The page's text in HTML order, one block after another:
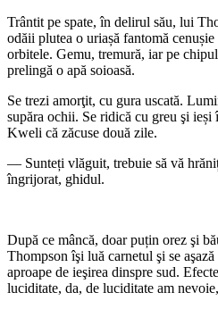
Trântit pe spate, în delirul său, lui
odăii plutea o uriașă fantomă
orbitele. Gemu, tremură, iar pe
prelingă o apă soioasă.
Se trezi amorţit, cu gura uscată.
supăra ochii. Se ridică cu greu şi
Kweli că zăcuse două zile.
— Sunteți vlăguit, trebuie să vă
îngrijorat, ghidul.
După ce mâncă, doar puțin orez şi
Thompson îşi luă carnetul şi se
aproape de ieşirea dinspre sud.
luciditate, da, de luciditate am